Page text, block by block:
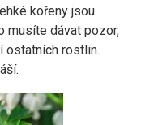
kořeny jsou
musíte dávat pozor,
ostatních rostlin.